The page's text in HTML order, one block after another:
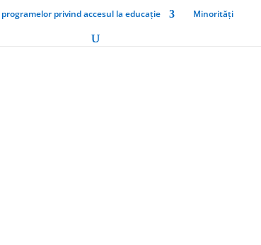
privind accesul la educație
Minorități